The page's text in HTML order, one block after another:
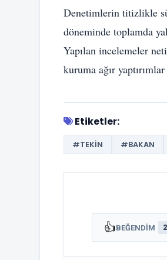
Denetimlerin titizlikle
döneminde toplamda
Yapılan incelemeler
kuruma ağır
Etiketler:
#TEKIN #BAKAN
👍BEĞENDIM